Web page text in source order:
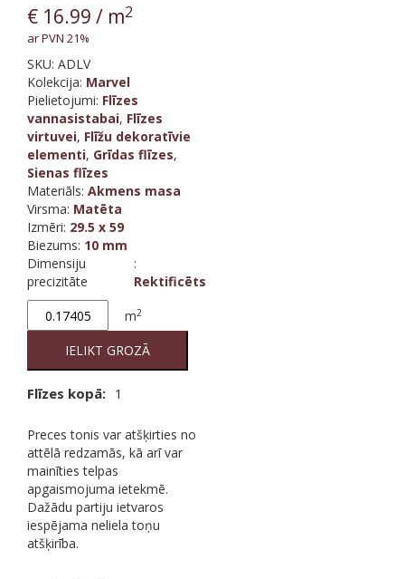
€ 16.99 / m2
ar PVN 21%
SKU: ADLV
Kolekcija: Marvel
Pielietojumi: Flīzes
vannasistabai, Flīzes
virtuvei, Flīžu dekoratīvie
elementi, Grīdas flīzes,
Sienas flīzes
Materiāls: Akmens masa
Virsma: Matēta
Izmēri: 29.5 x 59
Biezums: 10 mm
Dimensiju
precizitāte
:
Rektificēts
Marvel
Calacatta
Broccato
m2
IELIKT GROZĀ
Flīzes kopā: 1
Preces tonis var atšķirties no
attēlā redzamās, kā arī var
mainīties telpas
apgaismojuma ietekmē.
Dažādu partiju ietvaros
iespējama neliela toņu
atšķirība.